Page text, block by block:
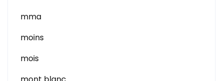
mma
moins
mois